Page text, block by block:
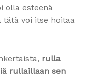
olla esteenä
tätä voi itse hoitaa
rulla
rullaillaan sen